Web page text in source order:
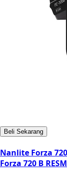
Beli Sekarang
Nanlite Forza
Forza 720 B